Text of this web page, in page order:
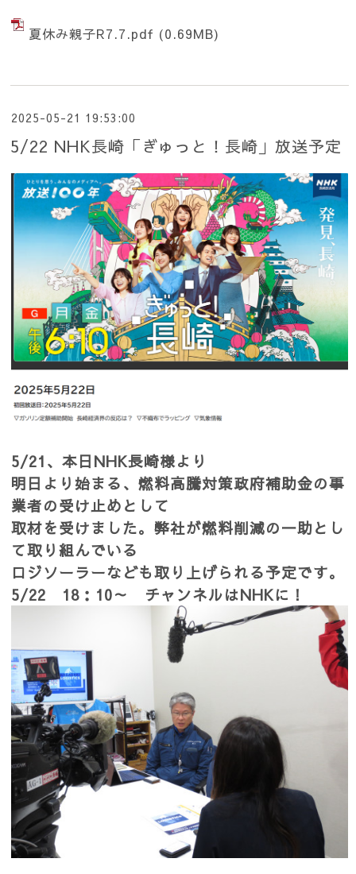
夏休み親子R7.7.pdf (0.69MB)
2025-05-21 19:53:00
5/22 NHK長崎「ぎゅっと！長崎」放送予定
5/21、本日NHK長崎様より
明日より始まる、燃料高騰対策政府補助金の事
業者の受け止めとして
取材を受けました。弊社が燃料削減の一助とし
て取り組んでいる
ロジソーラーなども取り上げられる予定です。
5/22 18：10～ チャンネルはNHKに！